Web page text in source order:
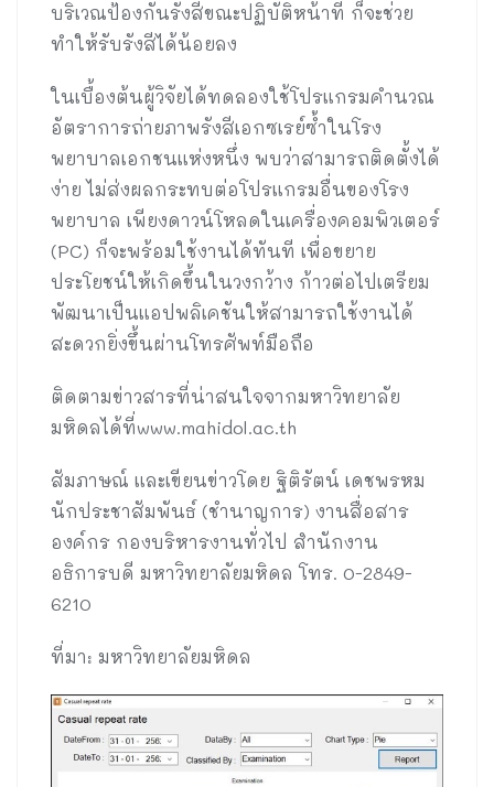
บริเวณป้องกันรังสีขณะปฏิบัติหน้าที่ ก็จะช่วย
ทำให้รับรังสีได้น้อยลง
ในเบื้องต้นผู้วิจัยได้ทดลองใช้โปรแกรมคำนวณ
อัตราการถ่ายภาพรังสีเอกซเรย์ซ้ำในโรง
พยาบาลเอกชนแห่งหนึ่ง พบว่าสามารถติดตั้งได้
ง่าย ไม่ส่งผลกระทบต่อโปรแกรมอื่นของโรง
พยาบาล เพียงดาวน์โหลดในเครื่องคอมพิวเตอร์
(PC) ก็จะพร้อมใช้งานได้ทันที เพื่อขยาย
ประโยชน์ให้เกิดขึ้นในวงกว้าง ก้าวต่อไปเตรียม
พัฒนาเป็นแอปพลิเคชันให้สามารถใช้งานได้
สะดวกยิ่งขึ้นผ่านโทรศัพท์มือถือ
ติดตามข่าวสารที่น่าสนใจจากมหาวิทยาลัย
มหิดลได้ที่www.mahidol.ac.th
สัมภาษณ์ และเขียนข่าวโดย ฐิติรัตน์ เดชพรหม
นักประชาสัมพันธ์ (ชำนาญการ) งานสื่อสาร
องค์กร กองบริหารงานทั่วไป สำนักงาน
อธิการบดี มหาวิทยาลัยมหิดล โทร. 0-2849-
6210
ที่มา: มหาวิทยาลัยมหิดล